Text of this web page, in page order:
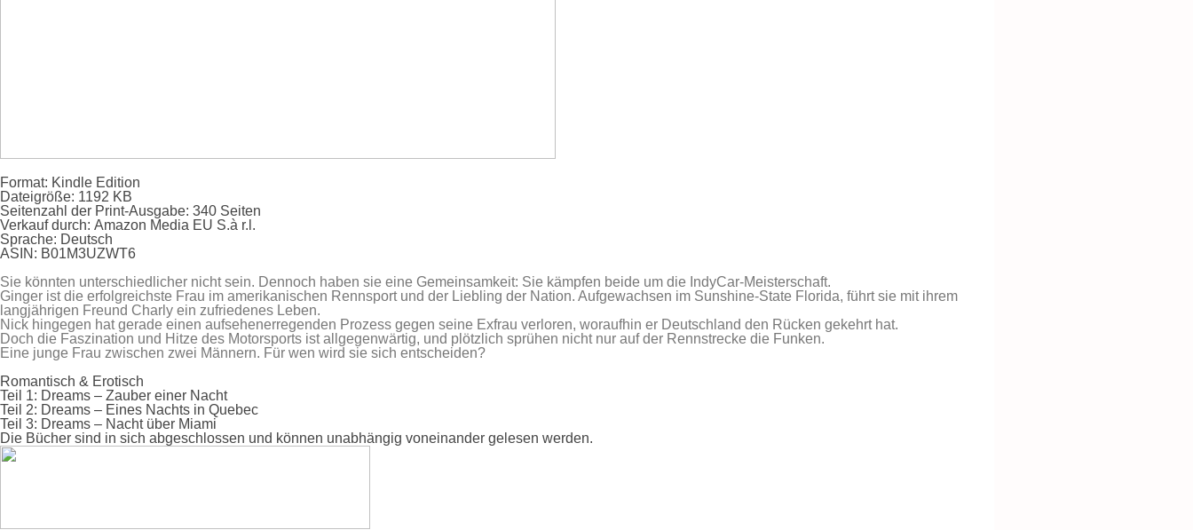
Format: Kindle Edition
Dateigröße: 1192 KB
Seitenzahl der Print-Ausgabe: 340 Seiten
Verkauf durch: Amazon Media EU S.à r.l.
Sprache: Deutsch
ASIN: B01M3UZWT6
Sie könnten unterschiedlicher nicht sein. Dennoch haben sie eine Gemeinsamkeit: Sie kämpfen beide um die IndyCar-Meisterschaft.
Ginger ist die erfolgreichste Frau im amerikanischen Rennsport und der Liebling der Nation. Aufgewachsen im Sunshine-State Florida, führt sie mit ihrem
langjährigen Freund Charly ein zufriedenes Leben.
Nick hingegen hat gerade einen aufsehenerregenden Prozess gegen seine Exfrau verloren, woraufhin er Deutschland den Rücken gekehrt hat.
Doch die Faszination und Hitze des Motorsports ist allgegenwärtig, und plötzlich sprühen nicht nur auf der Rennstrecke die Funken.
Eine junge Frau zwischen zwei Männern. Für wen wird sie sich entscheiden?
Romantisch & Erotisch
Teil 1: Dreams – Zauber einer Nacht
Teil 2: Dreams – Eines Nachts in Quebec
Teil 3: Dreams – Nacht über Miami
Die Bücher sind in sich abgeschlossen und können unabhängig voneinander gelesen werden.